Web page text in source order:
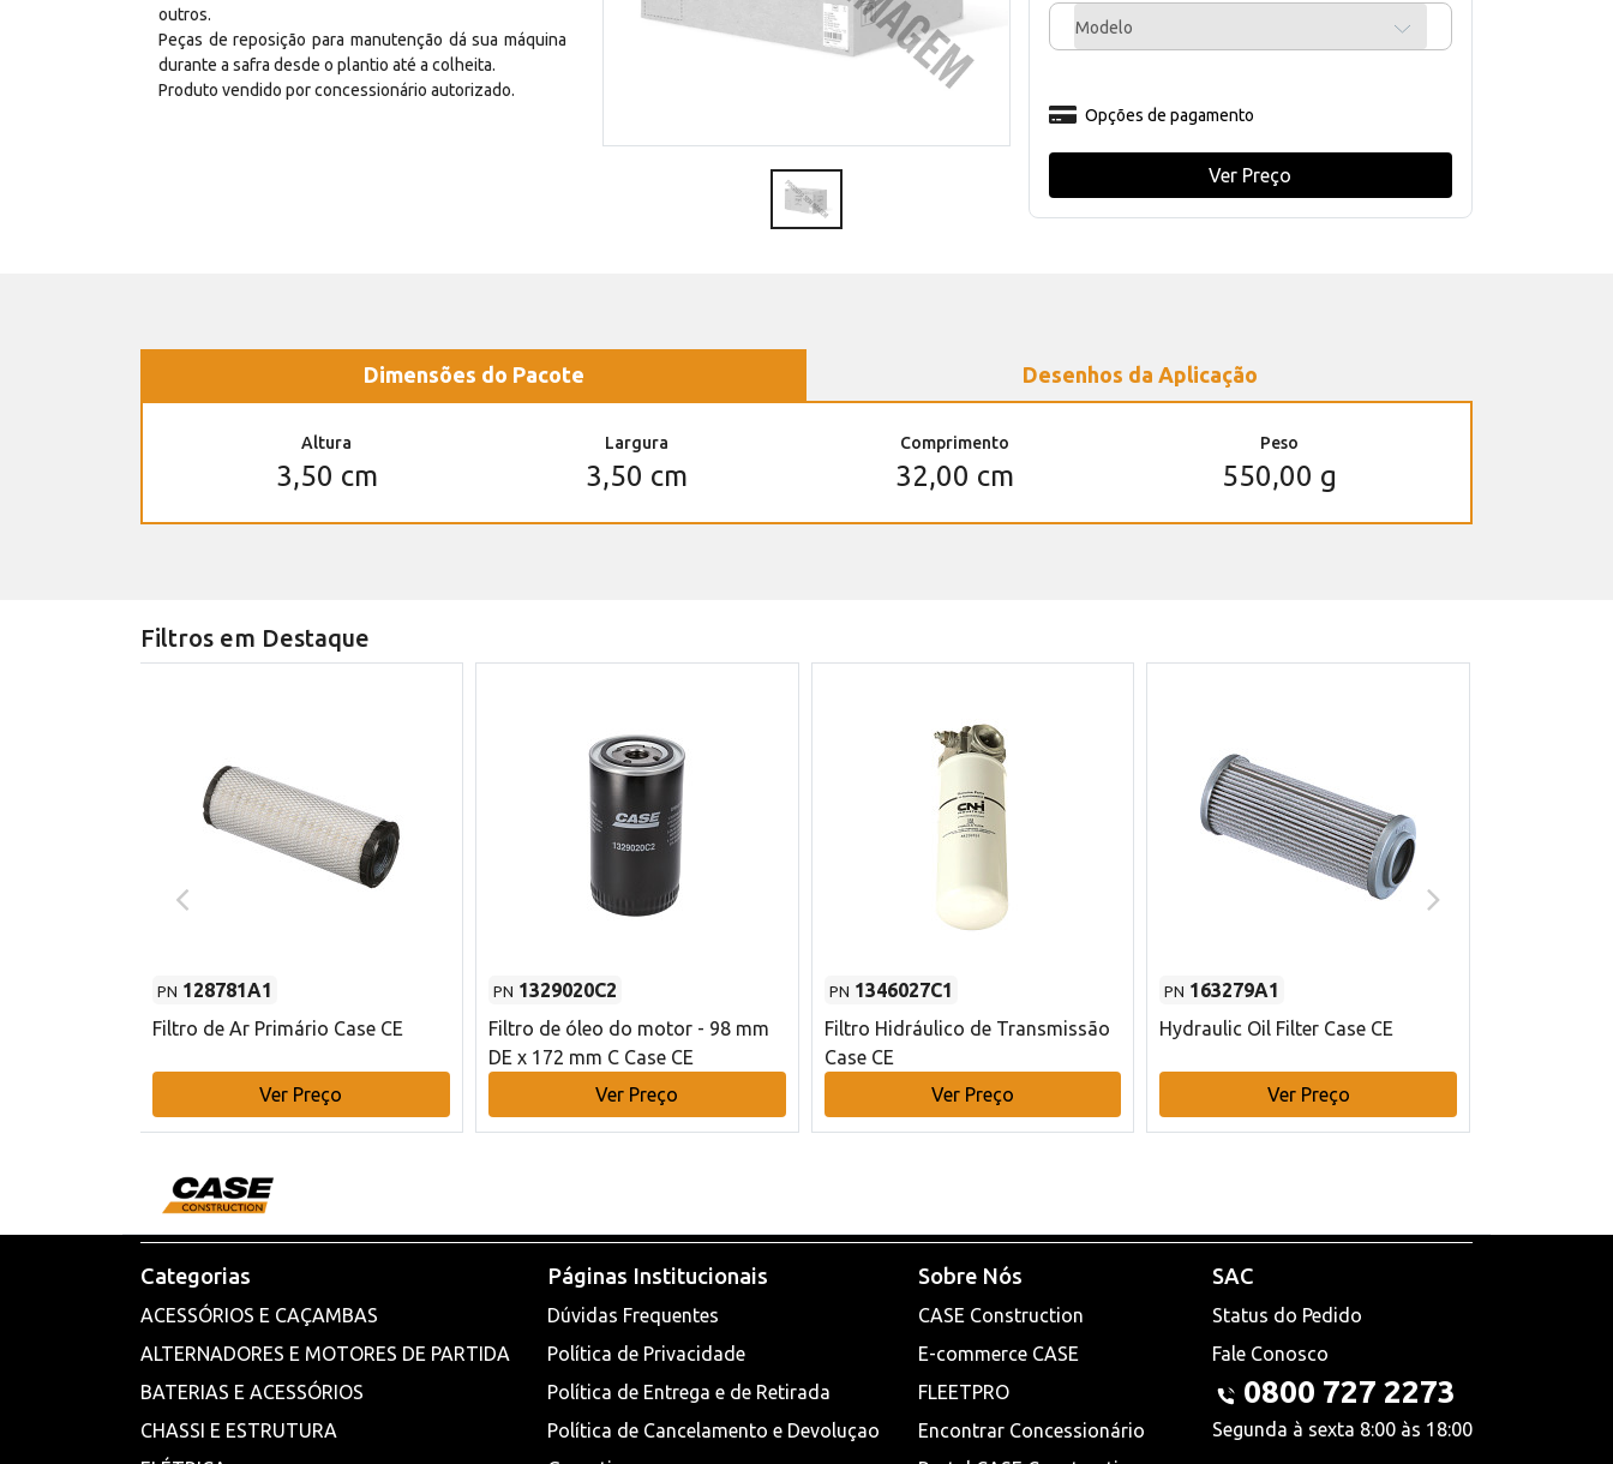
outros.
Peças de reposição para manutenção dá sua máquina
durante a safra desde o plantio até a colheita.
Produto vendido por concessionário autorizado.
Modelo
Opções de pagamento
Ver Preço
Dimensões do Pacote Desenhos da Aplicação
Altura
3,50 cm
Largura
3,50 cm
Comprimento
32,00 cm
Peso
550,00 g
Filtros em Destaque
PN 128781A1
Filtro de Ar Primário Case CE
Ver Preço
PN 1329020C2
Filtro de óleo do motor - 98 mm
DE x 172 mm C Case CE
Ver Preço
PN 1346027C1
Filtro Hidráulico de Transmissão
Case CE
Ver Preço
PN 163279A1
Hydraulic Oil Filter Case CE
Ver Preço
Categorias
ACESSÓRIOS E CAÇAMBAS
ALTERNADORES E MOTORES DE PARTIDA
BATERIAS E ACESSÓRIOS
CHASSI E ESTRUTURA
Páginas Institucionais
Dúvidas Frequentes
Política de Privacidade
Política de Entrega e de Retirada
Política de Cancelamento e Devoluçao
Sobre Nós
CASE Construction
E-commerce CASE
FLEETPRO
Encontrar Concessionário
SAC
Status do Pedido
Fale Conosco
0800 727 2273
Segunda à sexta 8:00 às 18:00